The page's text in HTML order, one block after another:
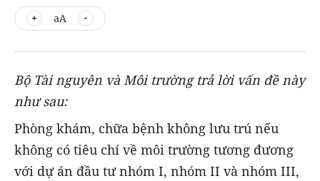
aA
Bộ Tài nguyên và Môi trường trả lời vấn đề này
như sau:
Phòng khám, chữa bệnh không lưu trú nếu
không có tiêu chí về môi trường tương đương
với dự án đầu tư nhóm I, nhóm II và nhóm III,